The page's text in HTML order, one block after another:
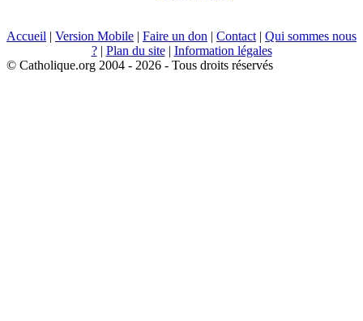
Accueil | Version Mobile | Faire un don | Contact | Qui sommes nous
?| Plan du site| Information légales
© Catholique.org 2004 - 2026 - Tous droits réservés